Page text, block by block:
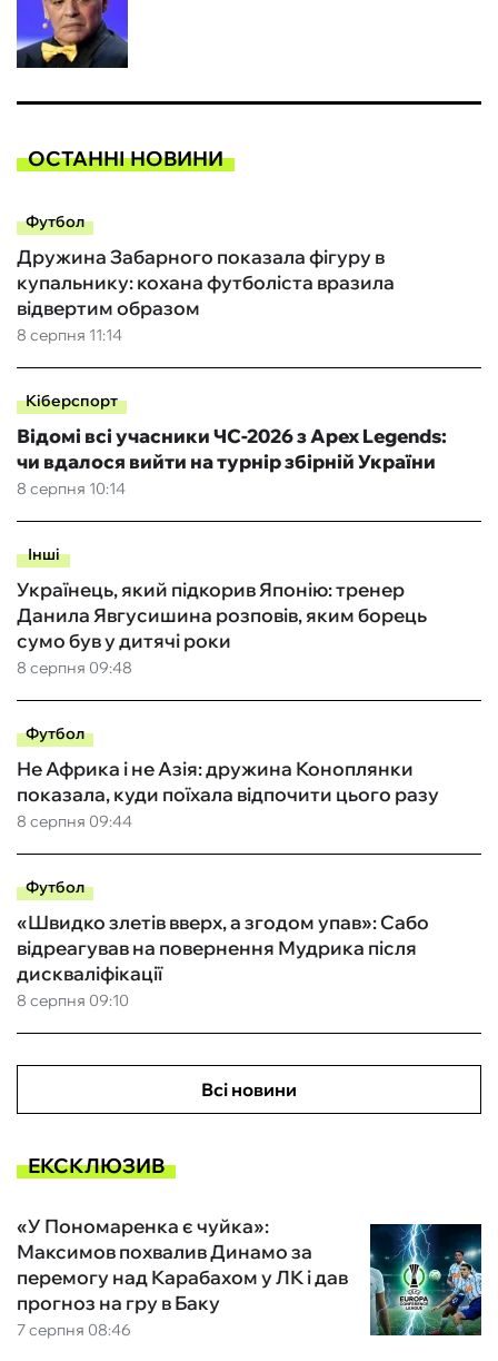
ОСТАННІ НОВИНИ
Футбол
8 серпня 11:14
Дружина Забарного показала фігуру в
купальнику: кохана футболіста вразила
відвертим образом
Кіберспорт
8 серпня 10:14
Відомі всі учасники ЧС-2026 з Apex Legends:
чи вдалося вийти на турнір збірній України
Інші
8 серпня 09:48
Українець, який підкорив Японію: тренер
Данила Явгусишина розповів, яким борець
сумо був у дитячі роки
Футбол
8 серпня 09:44
Не Африка і не Азія: дружина Коноплянки
показала, куди поїхала відпочити цього разу
Футбол
8 серпня 09:10
«Швидко злетів вверх, а згодом упав»: Сабо
відреагував на повернення Мудрика після
дискваліфікації
Всі новини
ЕКСКЛЮЗИВ
7 серпня 08:46
«У Пономаренка є чуйка»:
Максимов похвалив Динамо за
перемогу над Карабахом у ЛК і дав
прогноз на гру в Баку